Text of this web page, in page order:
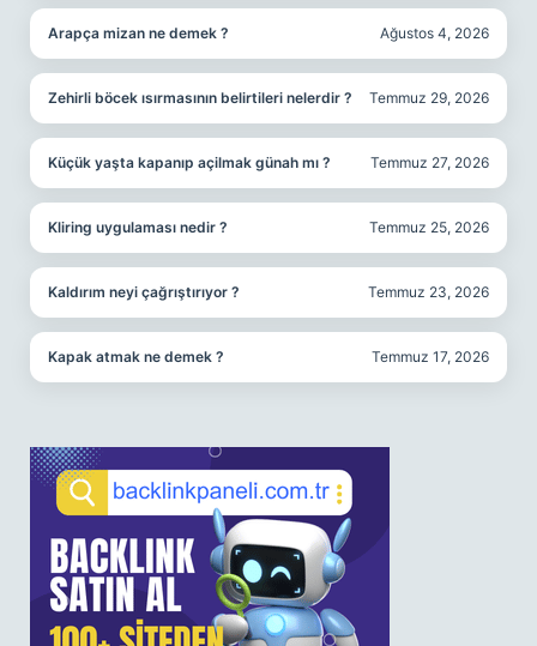
Arapça mizan ne demek ? Ağustos 4, 2026
Zehirli böcek ısırmasının belirtileri nelerdir ? Temmuz 29, 2026
Küçük yaşta kapanıp açilmak günah mı ? Temmuz 27, 2026
Kliring uygulaması nedir ? Temmuz 25, 2026
Kaldırım neyi çağrıştırıyor ? Temmuz 23, 2026
Kapak atmak ne demek ? Temmuz 17, 2026